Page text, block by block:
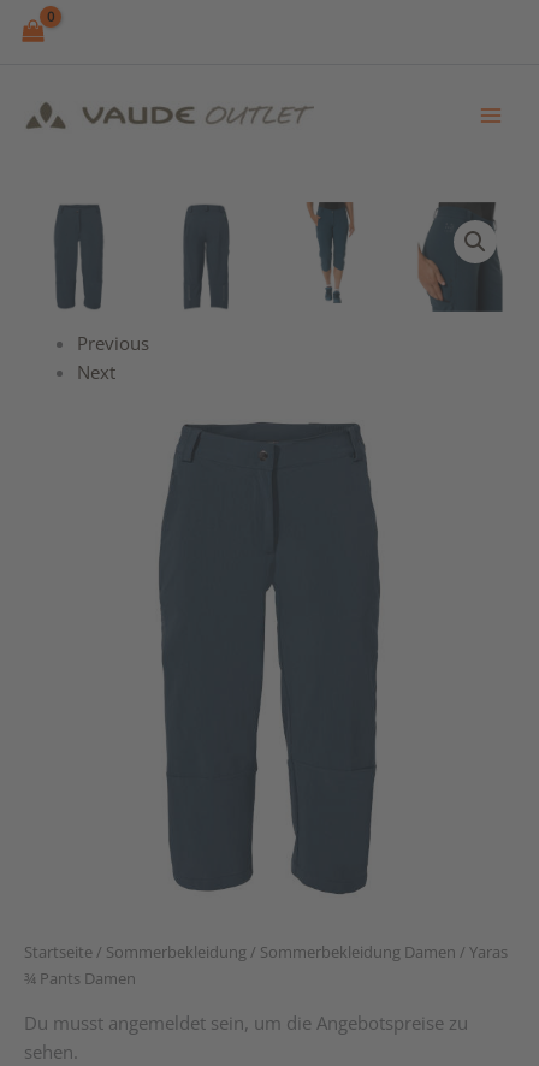
Skip
Previous
Next
Startseite/ Sommerbekleidung/ Sommerbekleidung Damen / Yaras
¾ Pants Damen
Du musst angemeldet sein, um die Angebotspreise zu
sehen.